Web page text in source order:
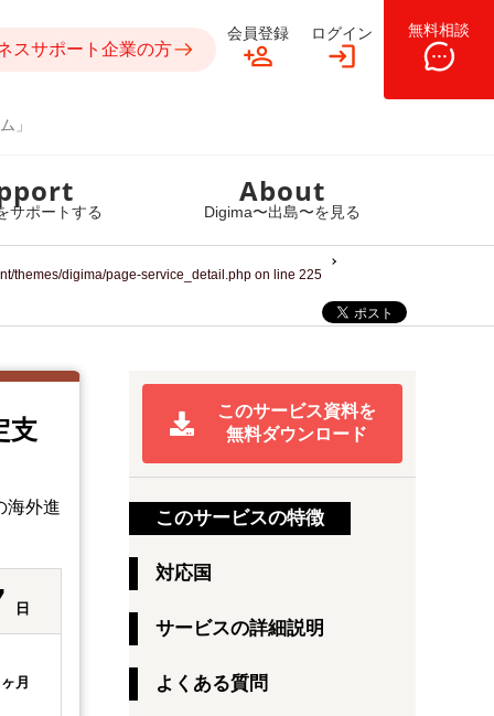
」
スサポート企業の方
会員登録 ログイン 無料相談
サポートする
About
Digima〜出島〜を見る
themes/digima/page-service_detail.php on line 225
支
海外進
日
ヶ月
このサービス資料を
無料ダウンロード
このサービスの特徴
対応国
サービスの詳細説明
よくある質問